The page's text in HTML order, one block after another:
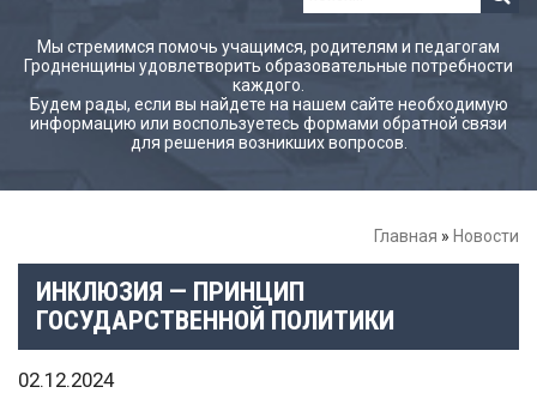
Мы стремимся помочь учащимся, родителям и педагогам
Гродненщины удовлетворить образовательные потребности
каждого.
Будем рады, если вы найдете на нашем сайте необходимую
информацию или воспользуетесь формами обратной связи
для решения возникших вопросов.
Главная » Новости
ИНКЛЮЗИЯ — ПРИНЦИП
ГОСУДАРСТВЕННОЙ ПОЛИТИКИ
02.12.2024